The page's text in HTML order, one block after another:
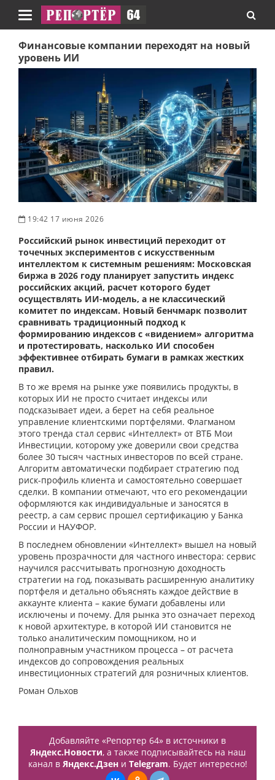
Навигация
Финансовые компании переходят на новый
уровень ИИ
19:42 17 июня 2026
Российский рынок инвестиций переходит от
точечных экспериментов с искусственным
интеллектом к системным решениям: Московская
биржа в 2026 году планирует запустить индекс
российских акций, расчет которого будет
осуществлять ИИ-модель, а не классический
комитет по индексам. Новый бенчмарк позволит
сравнивать традиционный подход к
формированию индексов с «видением» алгоритма
и протестировать, насколько ИИ способен
эффективнее отбирать бумаги в рамках жестких
правил.
В то же время на рынке уже появились продукты, в
которых ИИ не просто считает индексы или
подсказывает идеи, а берет на себя реальное
управление клиентскими портфелями. Флагманом
этого тренда стал сервис «Интеллект» от ВТБ Мои
Инвестиции, которому уже доверили свои средства
более 30 тысяч частных инвесторов по всей стране.
Алгоритм автоматически подбирает стратегию под
риск-профиль клиента и самостоятельно совершает
сделки. В компании отмечают, что его рекомендации
оформляются как индивидуальные и заносятся в
реестр, а сам сервис прошел сертификацию у Банка
России и НАУФОР.
В последнем обновлении «Интеллект» вышел на новый
уровень прозрачности для частного инвестора: сервис
научился рассчитывать прогнозную доходность
стратегии на год, показывать расширенную аналитику
портфеля и детально объяснять каждое действие в
аккаунте клиента – какие бумаги добавлены или
исключены и почему. Для рынка это означает переход
к новой архитектуре, в которой ИИ становится не
только аналитическим помощником, но и
полноправным участником процесса – от расчета
индексов до сопровождения реальных
инвестиционных стратегий для розничных клиентов.
Роман Ольхов
Добавляйте «Репортер 64» в источники в
Яндекс.Новости, а также подписывайтесь на наш
канал в Яндекс.Дзени Telegram. Будет интересно!